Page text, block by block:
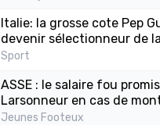
Italie: la grosse cote Pep
devenir sélectionneur de
Sport
ASSE : le salaire fou
Larsonneur en cas de
Jeunes Footeux